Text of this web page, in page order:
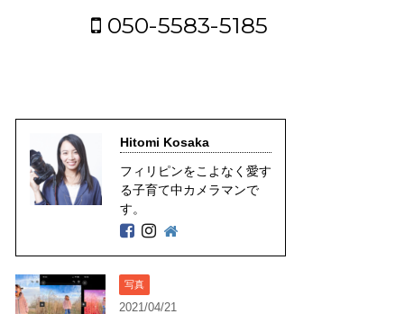
050-5583-5185
Hitomi Kosaka
フィリピンをこよなく愛す
る子育て中カメラマンで
す。
写真
2021/04/21